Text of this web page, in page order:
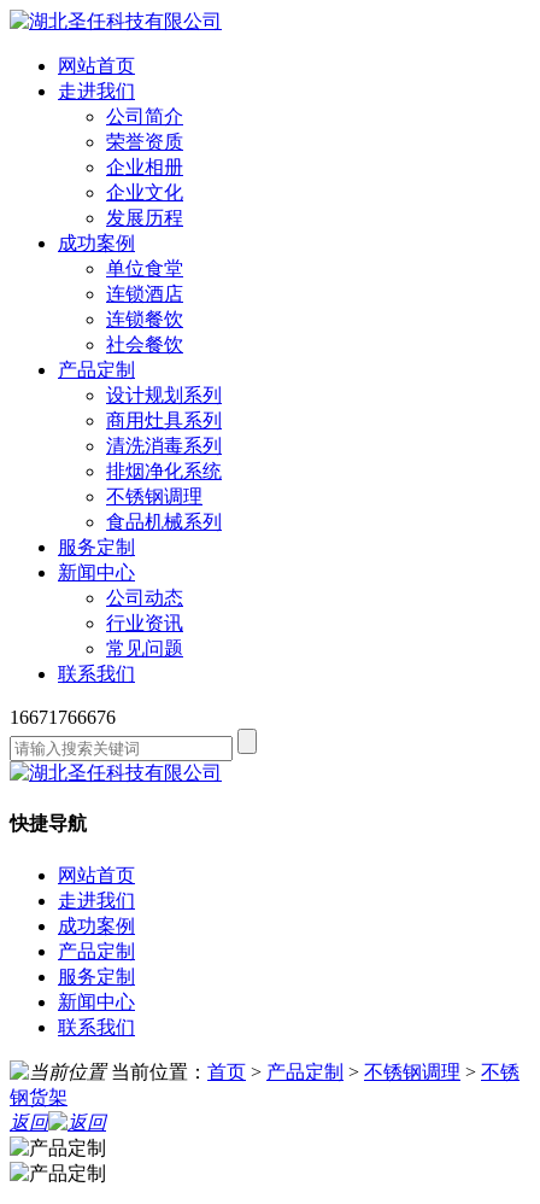
网站首页
走进我们
公司简介
荣誉资质
企业相册
企业文化
发展历程
成功案例
单位食堂
连锁酒店
连锁餐饮
社会餐饮
产品定制
设计规划系列
商用灶具系列
清洗消毒系列
排烟净化系统
不锈钢调理
食品机械系列
服务定制
新闻中心
公司动态
行业资讯
常见问题
联系我们
16671766676
快捷导航
网站首页
走进我们
成功案例
产品定制
服务定制
新闻中心
联系我们
当前位置： 首页 > 产品定制 > 不锈钢调理 > 不锈
钢货架
返回